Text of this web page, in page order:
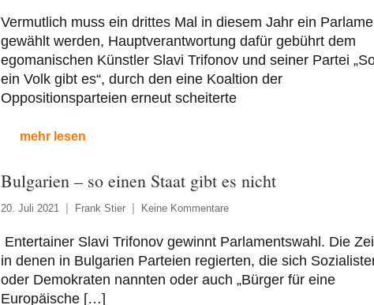
Vermutlich muss ein drittes Mal in diesem Jahr ein
gewählt werden, Hauptverantwortung dafür gebührt dem
egomanischen Künstler Slavi Trifonov und seiner Partei
ein Volk gibt es“, durch den eine Koaltion der
Oppositionsparteien erneut scheiterte
mehr lesen
Bulgarien – so einen Staat gibt es nicht
20. Juli 2021 Frank Stier Keine Kommentare
Entertainer Slavi Trifonov gewinnt Parlamentswahl. Die
in denen in Bulgarien Parteien regierten, die sich
oder Demokraten nannten oder auch „Bürger für eine
Europäische […]